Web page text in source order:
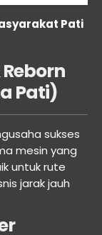
Pati
Pati)
sukses
mesin yang
untuk rute
jarak jauh